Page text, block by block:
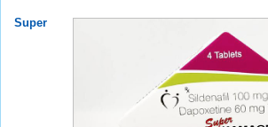
Super